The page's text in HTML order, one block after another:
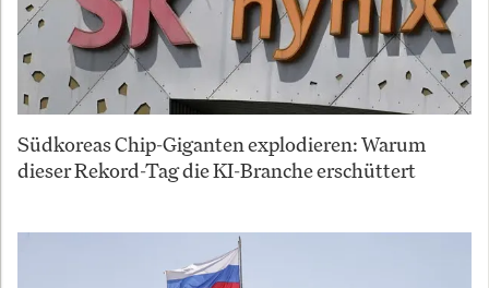
Südkoreas Chip-Giganten explodieren: Warum
dieser Rekord-Tag die KI-Branche erschüttert